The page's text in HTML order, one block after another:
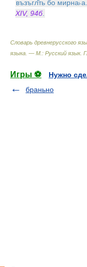
възъгл҃ть бо
XIV, 94б.
Словарь древнерусского
языка. — М.: Русский язык.
Игры ⚽
Нужно
браньно